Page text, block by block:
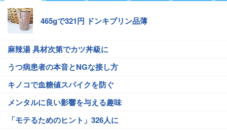
465gで321円 ドンキプリン品薄
麻辣湯 具材次第でカツ丼級に
うつ病患者の本音とNGな接し方
キノコで血糖値スパイクを防ぐ
メンタルに良い影響を与える趣味
「モテるためのヒント」326人に